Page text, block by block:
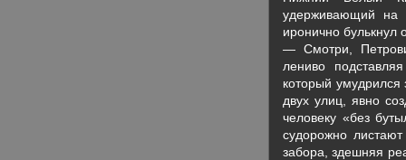
удерживающий на
иронично булькнул
— Смотри,
лениво
который
двух улиц, явно
человеку «без
судорожно
забора, здешняя